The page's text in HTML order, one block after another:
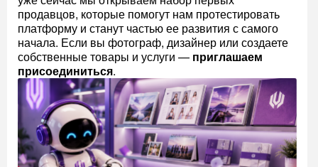
продавцов, которые помогут нам протестировать
платформу и станут частью ее развития с самого
начала. Если вы фотограф, дизайнер или создаете
собственные товары и услуги — приглашаем
присоединиться.